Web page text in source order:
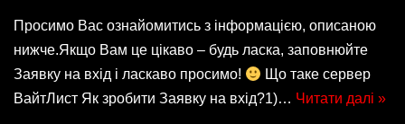
Просимо Вас ознайомитись з інформацією, описаною
нижче.Якщо Вам це цікаво – будь ласка, заповнюйте
Заявку на вхід і ласкаво просимо!
Що таке сервер
ВайтЛист Як зробити Заявку на вхід?1)… Читати далі »